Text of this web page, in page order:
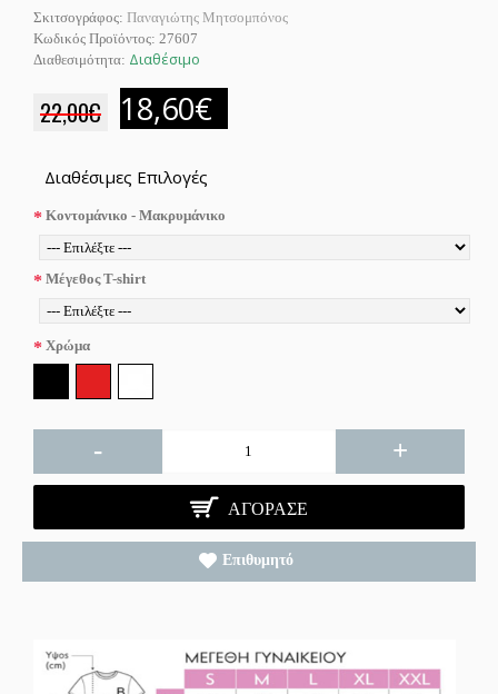
Σκιτσογράφος: Παναγιώτης Μητσομπόνος
Κωδικός Προϊόντος: 27607
Διαθεσιμότητα: Διαθέσιμο
22,00€ 18,60€
Διαθέσιμες Επιλογές
Κοντομάνικο - Μακρυμάνικο
Μέγεθος T-shirt
Χρώμα
- +
ΑΓΌΡΑΣΕ
Επιθυμητό